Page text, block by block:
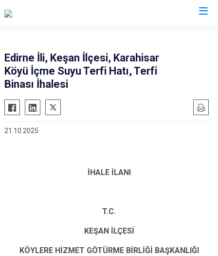
Enez
İpsala
Edirne İli, Keşan İlçesi, Karahisar
Köyü İçme Suyu Terfi Hatı, Terfi
Binası İhalesi
21.10.2025
İHALE İLANI
T.C.
KEŞAN İLÇESİ
KÖYLERE HİZMET GÖTÜRME BİRLİĞİ BAŞKANLIĞI